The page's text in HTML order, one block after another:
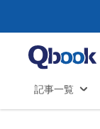
記事一覧